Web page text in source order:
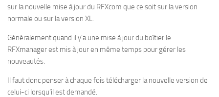
sur la nouvelle mise à jour du RFXcom que ce soit sur la version
normale ou sur la version XL.
Généralement quand il y’a une mise à jour du boîtier le
RFXmanager est mis à jour en même temps pour gérer les
nouveautés.
Il faut donc penser à chaque fois télécharger la nouvelle version de
celui-ci lorsqu’il est demandé.